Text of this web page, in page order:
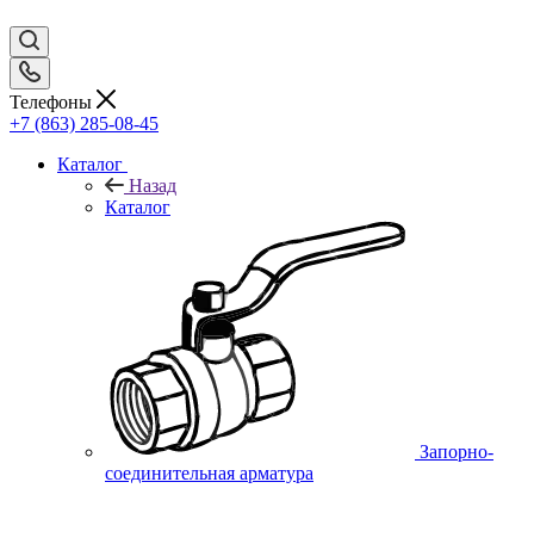
Телефоны
+7 (863) 285-08-45
Каталог
Назад
Каталог
Запорно-
соединительная арматура